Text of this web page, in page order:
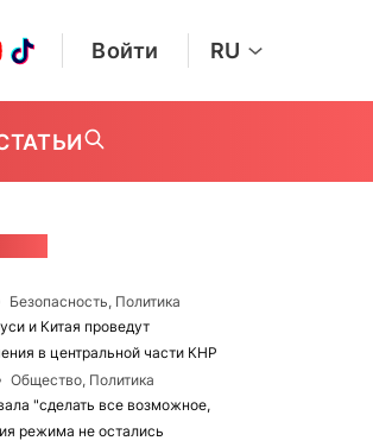
Войти RU
Безопасность, Политика
и Китая проведут
в центральной части КНР
Общество, Политика
"сделать все возможное,
режима не остались